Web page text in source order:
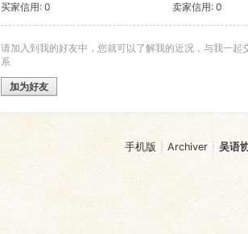
买家信用: 0
卖家信用: 0
请加入到我的好友中，您就可以了解我的近况，与我一起
系
加为好友
手机版 Archiver 吴语